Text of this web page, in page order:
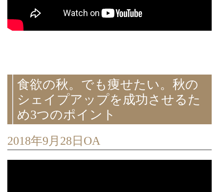
食欲の秋。でも痩せたい。秋の
シェイプアップを成功させるた
め3つのポイント
2018年9月28日OA